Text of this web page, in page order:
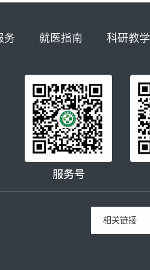
务 就医指南 科研教学
服务号
相关链接